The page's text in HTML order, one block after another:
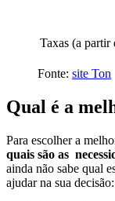
Taxas (a partir
Fonte: site Ton
Qual é a
Para escolher a
quais são as
ainda não sabe qual
ajudar na sua decisão: